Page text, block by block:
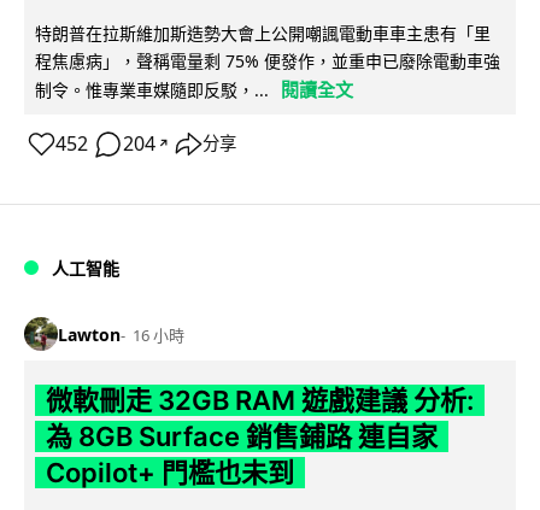
特朗普在拉斯維加斯造勢大會上公開嘲諷電動車車主患有「里
程焦慮病」，聲稱電量剩 75% 便發作，並重申已廢除電動車強
制令。惟專業車媒隨即反駁，...
閱讀全文
452 204 ↗ 分享
人工智能
Lawton 16 小時
微軟刪走 32GB RAM 遊戲建議 分析:
為 8GB Surface 銷售鋪路 連自家
Copilot+ 門檻也未到